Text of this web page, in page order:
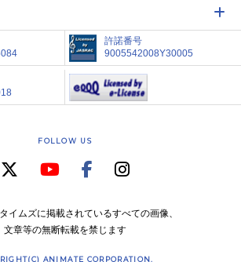
許諾番号
9005542008Y30005
FOLLOW US
イムズに掲載されているすべての画像、
文章等の無断転載を禁じます
ANIMATE CORPORATION.